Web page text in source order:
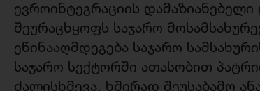
ევროინტეგრაციის
შეურაცხყოფს საჯარო
ეწინააღმდეგება საჯარო
საჯარო სექტორში ათასობით
ძალისხმევა, ხშირად შეუსაბამო